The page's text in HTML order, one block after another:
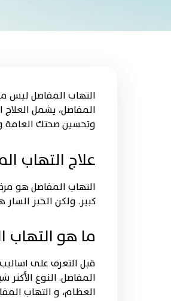
التهاب المفاصل ليس
المفاصل، يشمل
وتحسين صحتك العامة
علاج التهاب
التهاب المفاصل هو
كبير. ولكن الخبر
ما هو التهاب
قبل التعرف على
المفاصل. النوع
العظام، و التهاب